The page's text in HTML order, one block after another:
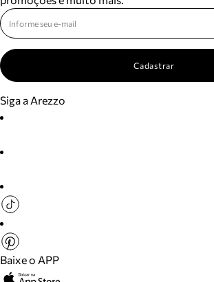
Cadastrar
Siga a Arezzo
Baixe o APP